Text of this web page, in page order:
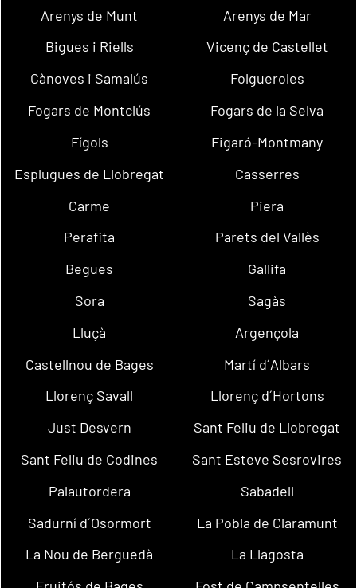
Arenys de Munt
Arenys de Mar
Bigues i Riells
Vicenç de Castellet
Cànoves i Samalús
Folgueroles
Fogars de Montclús
Fogars de la Selva
Fígols
Figaró-Montmany
Esplugues de Llobregat
Casserres
Carme
Piera
Perafita
Parets del Vallès
Begues
Gallifa
Sora
Sagàs
Lluçà
Argençola
Castellnou de Bages
Martí d´Albars
Llorenç Savall
Llorenç d´Hortons
Just Desvern
Sant Feliu de Llobregat
Sant Feliu de Codines
Sant Esteve Sesrovires
Palautordera
Sabadell
Sadurní d´Osormort
La Pobla de Claramunt
La Nou de Berguedà
La Llagosta